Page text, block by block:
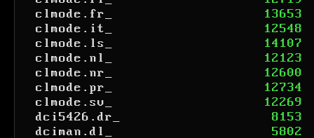
clmode.fr_
13653
clmode.it_
12548
clmode.ls_
14107
clmode.nl_
12123
clmode.nr_
12600
clmode.pr_
12734
clmode.sv_
12269
dci5426.dr_
8153
dciman.dl_
5802